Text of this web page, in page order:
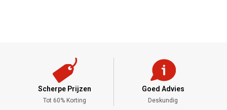
Scherpe Prijzen
Tot 60% Korting
Goed Advies
Deskundig